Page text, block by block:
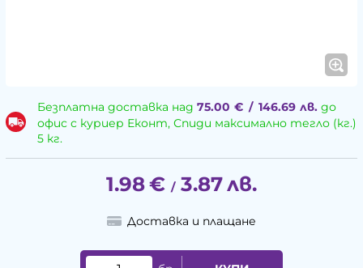
Безплатна доставка над 75.00 € / 146.69 лв.до
офис с куриер Еконт, Спиди максимално тегло (кг.)
5 кг.
1.98€ / 3.87лв.
Доставка и плащане